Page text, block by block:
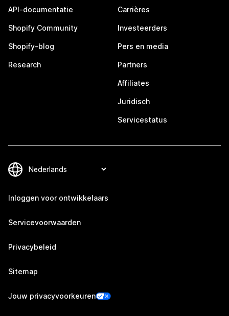
API-documentatie
Shopify Community
Shopify-blog
Research
Carrières
Investeerders
Pers en media
Partners
Affiliates
Juridisch
Servicestatus
Inloggen voor ontwikkelaars
Servicevoorwaarden
Privacybeleid
Sitemap
Jouw privacyvoorkeuren